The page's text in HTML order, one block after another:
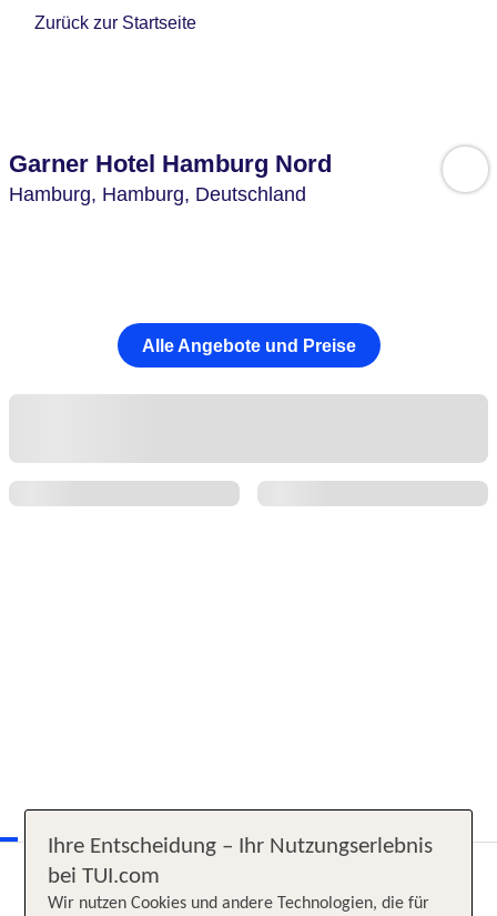
Zurück zur Startseite
Garner Hotel Hamburg Nord
Hamburg, Hamburg, Deutschland
Alle Angebote und Preise
Ihre Entscheidung – Ihr Nutzungserlebnis
bei TUI.com
Wir nutzen Cookies und andere Technologien, die für